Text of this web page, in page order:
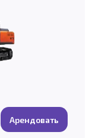
Арендовать